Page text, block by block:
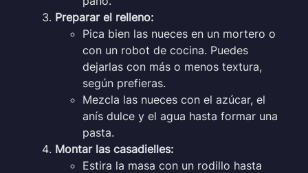
Preparar el relleno:
Pica bien las nueces en un mortero o
con un robot de cocina. Puedes
dejarlas con más o menos textura,
según prefieras.
Mezcla las nueces con el azúcar, el
anís dulce y el agua hasta formar una
pasta.
Montar las casadielles:
Estira la masa con un rodillo hasta